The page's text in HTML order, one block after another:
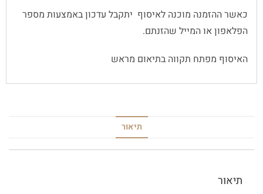
כאשר ההזמנה מוכנה לאיסוף יתקבל עדכון באמצעות מספר
הפלאפון או המייל שהזנתם.
האיסוף מפתח תקווה בתיאום מראש
תיאור
תיאור